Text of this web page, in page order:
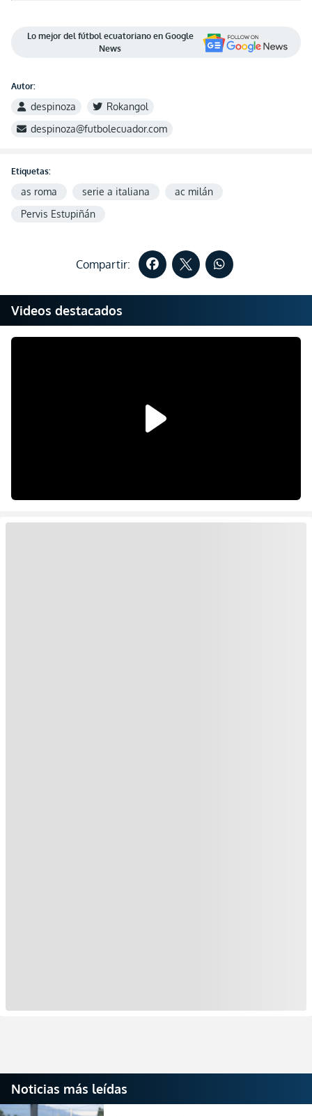
Lo mejor del fútbol ecuatoriano en Google
News
Autor:
despinoza
Rokangol
despinoza@futbolecuador.com
Etiquetas:
as roma serie a italiana
ac milán
Pervis Estupiñán
Compartir:
Videos destacados
Noticias más leídas